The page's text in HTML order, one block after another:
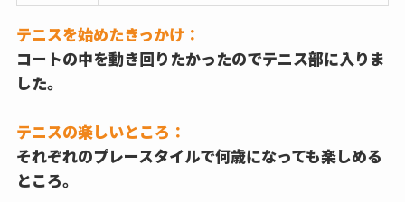
テニスを始めたきっかけ：
コートの中を動き回りたかったのでテニス部に入りま
した。
テニスの楽しいところ：
それぞれのプレースタイルで何歳になっても楽しめる
ところ。